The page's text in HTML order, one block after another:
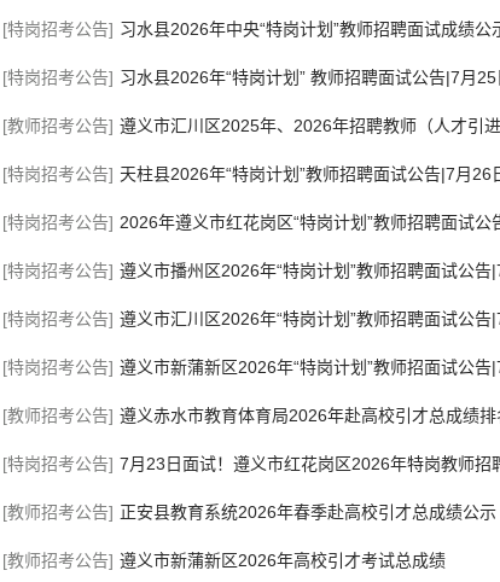
[特岗招考公告] 习水县2026年中央“特岗计划”教师招聘面试成绩公
[特岗招考公告] 习水县2026年“特岗计划” 教师招聘面试公告|7月
[教师招考公告] 遵义市汇川区2025年、2026年招聘教师（人才引
[特岗招考公告] 天柱县2026年“特岗计划”教师招聘面试公告|7月26
[特岗招考公告] 2026年遵义市红花岗区“特岗计划”教师招聘面试公
[特岗招考公告] 遵义市播州区2026年“特岗计划”教师招聘面试公告
[特岗招考公告] 遵义市汇川区2026年“特岗计划”教师招聘面试公告
[特岗招考公告] 遵义市新蒲新区2026年“特岗计划”教师招面试公告
[教师招考公告] 遵义赤水市教育体育局2026年赴高校引才总成绩排
[特岗招考公告] 7月23日面试！遵义市红花岗区2026年特岗教师招
[教师招考公告] 正安县教育系统2026年春季赴高校引才总成绩公示
[教师招考公告] 遵义市新蒲新区2026年高校引才考试总成绩